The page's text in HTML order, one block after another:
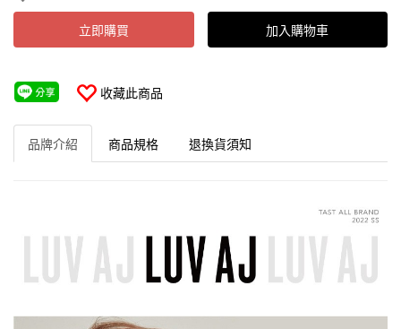
立即購買 加入購物車
收藏此商品
品牌介紹 商品規格 退換貨須知